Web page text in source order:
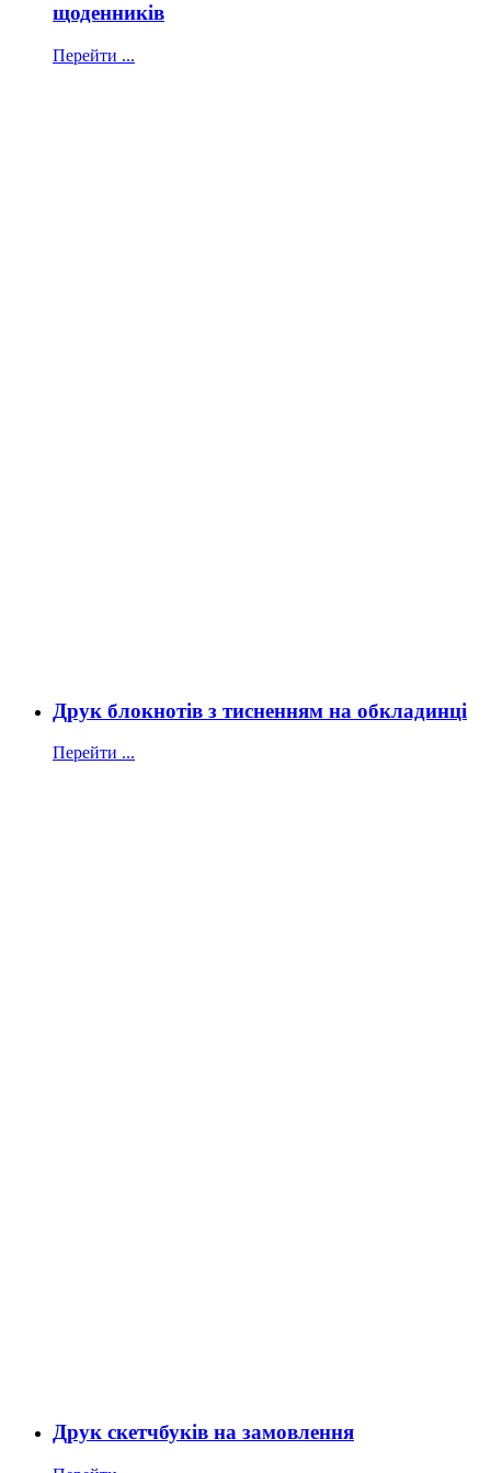
щоденників
Перейти ...
Друк блокнотів з тисненням на обкладинці
Перейти ...
Друк скетчбуків на замовлення